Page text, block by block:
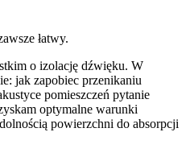
łatwy.
o izolację dźwięku. W
jak zapobiec przenikaniu
pomieszczeń pytanie
optymalne warunki
powierzchni do absorpcji